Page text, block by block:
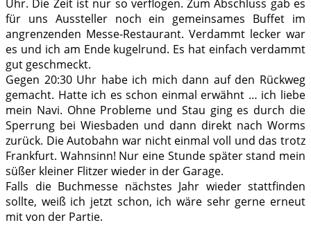
Uhr. Die Zeit ist nur so verflogen. Zum Abschluss gab es
für uns Aussteller noch ein gemeinsames Buffet im
angrenzenden Messe-Restaurant. Verdammt lecker war
es und ich am Ende kugelrund. Es hat einfach verdammt
gut geschmeckt.
Gegen 20:30 Uhr habe ich mich dann auf den Rückweg
gemacht. Hatte ich es schon einmal erwähnt … ich liebe
mein Navi. Ohne Probleme und Stau ging es durch die
Sperrung bei Wiesbaden und dann direkt nach Worms
zurück. Die Autobahn war nicht einmal voll und das trotz
Frankfurt. Wahnsinn! Nur eine Stunde später stand mein
süßer kleiner Flitzer wieder in der Garage.
Falls die Buchmesse nächstes Jahr wieder stattfinden
sollte, weiß ich jetzt schon, ich wäre sehr gerne erneut
mit von der Partie.